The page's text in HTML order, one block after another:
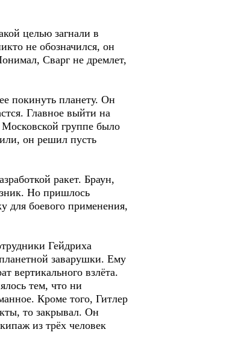
целью загнали в
не обозначился, он
Сварг не дремлет,
покинуть планету. Он
Главное выйти на
группе было
он решил пусть
ракет. Браун,
Но пришлось
для боевого применения,
Гейдриха
заварушки. Ему
вертикального взлёта.
тем, что ни
Кроме того, Гитлер
то закрывал. Он
из трёх человек